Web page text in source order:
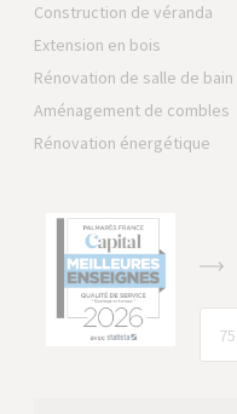
Construction de véranda
Extension en bois
Rénovation de salle de bain
Aménagement de combles
Rénovation énergétique